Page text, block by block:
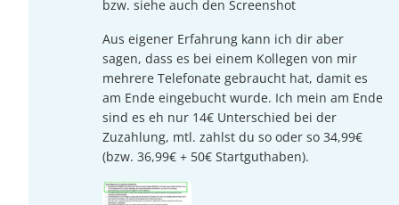
bzw. siehe auch den Screenshot
Aus eigener Erfahrung kann ich dir aber
sagen, dass es bei einem Kollegen von mir
mehrere Telefonate gebraucht hat, damit es
am Ende eingebucht wurde. Ich mein am Ende
sind es eh nur 14€ Unterschied bei der
Zuzahlung, mtl. zahlst du so oder so 34,99€
(bzw. 36,99€ + 50€ Startguthaben).